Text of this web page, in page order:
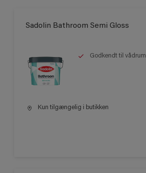
Sadolin Bathroom Semi Gloss
Godkendt til vådrum
Kun tilgængelig i butikken